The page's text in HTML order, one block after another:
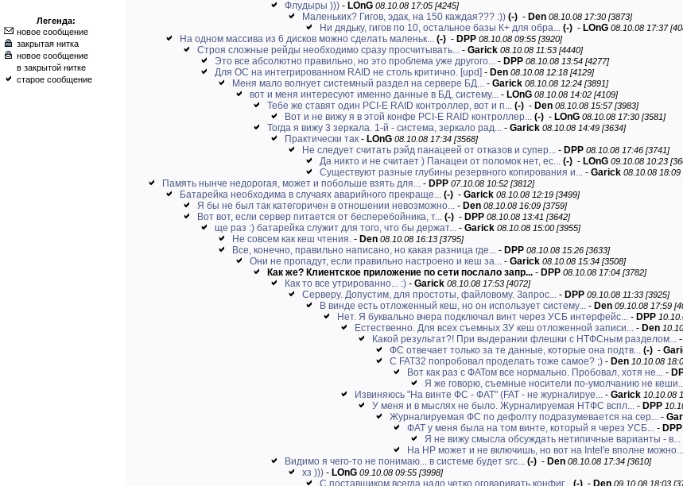
Легенда:
новое сообщение
закрытая нитка
новое сообщение
в закрытой нитке
старое сообщение
Флудыры ))) - LOnG 08.10.08 17:05 [4245]
Маленьких? Гигов, эдак, на 150 каждая??? :)) (-) - Den 08.10.08 17:30 [3873]
Ни дядьку, гигов по 10, остальное базы К+ для обра... (-) - LOnG 08.10.08 17:37
На одном массива из 6 дисков можно сделать маленьк... (-) - DPP 08.10.08 09:55 [3920]
Строя сложные рейды необходимо сразу просчитывать... - Garick 08.10.08 11:53 [4440]
Это все абсолютно правильно, но это проблема уже другого... - DPP 08.10.08 13:54 [4277]
Для ОС на интегрированном RAID не столь критично. [upd] - Den 08.10.08 12:18 [4129]
Меня мало волнует системный раздел на сервере БД... - Garick 08.10.08 12:24 [3891]
вот и меня интересуют именно данные в БД, систему... - LOnG 08.10.08 14:02 [4109]
Тебе же ставят один PCI-E RAID контроллер, вот и п... (-) - Den 08.10.08 15:57 [3983]
Вот и не вижу я в этой конфе PCI-E RAID контроллер... (-) - LOnG 08.10.08 17:30 [3581]
Тогда я вижу 3 зеркала. 1-й - система, зеркало рад... - Garick 08.10.08 14:49 [3634]
Практически так - LOnG 08.10.08 17:34 [3568]
Не следует считать рэйд панацеей от отказов и супер... - DPP 08.10.08 17:46 [3741]
Да никто и не считает ) Панацеи от поломок нет, ес... (-) - LOnG 09.10.08 10:23
Существуют разные глубины резервного копирования и... - Garick 08.10.08 18:09
Память нынче недорогая, может и побольше взять для... - DPP 07.10.08 10:52 [3812]
Батарейка необходима в случаях аварийного прекраще... (-) - Garick 08.10.08 12:19 [3499]
Я бы не был так категоричен в отношении невозможно... - Den 08.10.08 16:09 [3759]
Вот вот, если сервер питается от бесперебойника, т... (-) - DPP 08.10.08 13:41 [3642]
ще раз :) батарейка служит для того, что бы держат... - Garick 08.10.08 15:00 [3955]
Не совсем как кеш чтения. - Den 08.10.08 16:13 [3795]
Все, конечно, правильно написано, но какая разница где... - DPP 08.10.08 15:26 [3633]
Они не пропадут, если правильно настроено и кеш за... - Garick 08.10.08 15:34 [3508]
Как же? Клиентское приложение по сети послало запр... - DPP 08.10.08 17:04 [3782]
Как то все утрированно... :) - Garick 08.10.08 17:53 [4072]
Серверу. Допустим, для простоты, файловому. Запрос... - DPP 09.10.08 11:33 [3925]
В винде есть отложенный кеш, но он использует систему... - Den 09.10.08 17:59
Нет. Я буквально вчера подключал винт через УСБ интерфейс... - DPP
Естественно. Для всех съемных ЗУ кеш отложенной записи... - Den
Какой результат?! При выдерании флешки с НТФСным разделом... -
ФС отвечает только за те данные, которые она подтв... (-) -
С FAT32 попробовал проделать тоже самое? ;) - Den 10.10.08
Вот как раз с ФАТом все нормально. Пробовал, хотя не... -
Я же говорю, съемные носители по-умолчанию не
Извиняюсь "На винте ФС - ФАТ" (FAT - не журналируе... - Garick 10.10.08
У меня и в мыслях не было. Журналируемая НТФС вспл... - DPP
Журналируемая ФС по дефолту подразумевается на сер... -
ФАТ у меня была на том винте, который я через УСБ... - DPP
Я не вижу смысла обсуждать нетипичные варианты - в...
На HP может и не включишь, но вот на Intel'е вполне можно...
Видимо я чего-то не понимаю... в системе будет src... (-) - Den 08.10.08 17:34 [3610]
хз ))) - LOnG 09.10.08 09:55 [3998]
С поставщиком всегда надо четко оговаривать конфиг... (-) - Den 09.10.08 18:03